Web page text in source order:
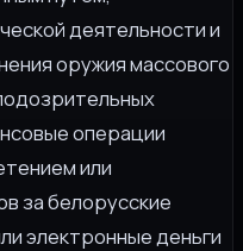
деятельности и
оружия массового
операции
или
за белорусские
электронные деньги